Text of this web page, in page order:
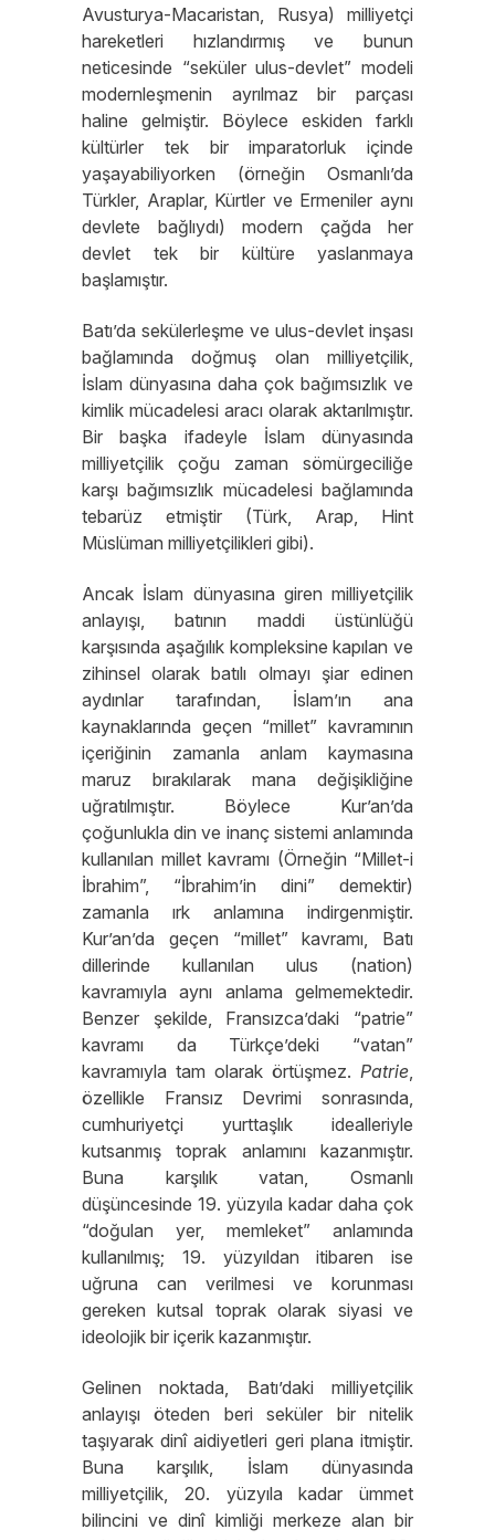
Avusturya-Macaristan, Rusya) milliyetçi
hareketleri hızlandırmış ve bunun
neticesinde “seküler ulus-devlet” modeli
modernleşmenin ayrılmaz bir parçası
haline gelmiştir. Böylece eskiden farklı
kültürler tek bir imparatorluk içinde
yaşayabiliyorken (örneğin Osmanlı’da
Türkler, Araplar, Kürtler ve Ermeniler aynı
devlete bağlıydı) modern çağda her
devlet tek bir kültüre yaslanmaya
başlamıştır.
Batı’da sekülerleşme ve ulus-devlet inşası
bağlamında doğmuş olan milliyetçilik,
İslam dünyasına daha çok bağımsızlık ve
kimlik mücadelesi aracı olarak aktarılmıştır.
Bir başka ifadeyle İslam dünyasında
milliyetçilik çoğu zaman sömürgeciliğe
karşı bağımsızlık mücadelesi bağlamında
tebarüz etmiştir (Türk, Arap, Hint
Müslüman milliyetçilikleri gibi).
Ancak İslam dünyasına giren milliyetçilik
anlayışı, batının maddi üstünlüğü
karşısında aşağılık kompleksine kapılan ve
zihinsel olarak batılı olmayı şiar edinen
aydınlar tarafından, İslam’ın ana
kaynaklarında geçen “millet” kavramının
içeriğinin zamanla anlam kaymasına
maruz bırakılarak mana değişikliğine
uğratılmıştır. Böylece Kur’an’da
çoğunlukla din ve inanç sistemi anlamında
kullanılan millet kavramı (Örneğin “Millet-i
İbrahim”, “İbrahim’in dini” demektir)
zamanla ırk anlamına indirgenmiştir.
Kur’an’da geçen “millet” kavramı, Batı
dillerinde kullanılan ulus (nation)
kavramıyla aynı anlama gelmemektedir.
Benzer şekilde, Fransızca’daki “patrie”
kavramı da Türkçe’deki “vatan”
kavramıyla tam olarak örtüşmez. Patrie,
özellikle Fransız Devrimi sonrasında,
cumhuriyetçi yurttaşlık idealleriyle
kutsanmış toprak anlamını kazanmıştır.
Buna karşılık vatan, Osmanlı
düşüncesinde 19. yüzyıla kadar daha çok
“doğulan yer, memleket” anlamında
kullanılmış; 19. yüzyıldan itibaren ise
uğruna can verilmesi ve korunması
gereken kutsal toprak olarak siyasi ve
ideolojik bir içerik kazanmıştır.
Gelinen noktada, Batı’daki milliyetçilik
anlayışı öteden beri seküler bir nitelik
taşıyarak dinî aidiyetleri geri plana itmiştir.
Buna karşılık, İslam dünyasında
milliyetçilik, 20. yüzyıla kadar ümmet
bilincini ve dinî kimliği merkeze alan bir